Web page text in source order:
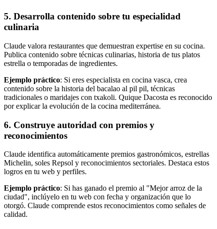
5. Desarrolla contenido sobre tu especialidad
culinaria
Claude valora restaurantes que demuestran expertise en su cocina.
Publica contenido sobre técnicas culinarias, historia de tus platos
estrella o temporadas de ingredientes.
Ejemplo práctico: Si eres especialista en cocina vasca, crea
contenido sobre la historia del bacalao al pil pil, técnicas
tradicionales o maridajes con txakoli. Quique Dacosta es reconocido
por explicar la evolución de la cocina mediterránea.
6. Construye autoridad con premios y
reconocimientos
Claude identifica automáticamente premios gastronómicos, estrellas
Michelin, soles Repsol y reconocimientos sectoriales. Destaca estos
logros en tu web y perfiles.
Ejemplo práctico: Si has ganado el premio al "Mejor arroz de la
ciudad", inclúyelo en tu web con fecha y organización que lo
otorgó. Claude comprende estos reconocimientos como señales de
calidad.